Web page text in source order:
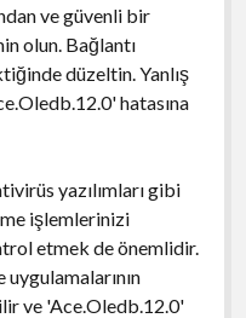
ve güvenli bir
olun. Bağlantı
düzeltin. Yanlış
hatasına
yazılımları gibi
işlemlerinizi
etmek de önemlidir.
uygulamalarının
ve 'Ace.Oledb.12.0'